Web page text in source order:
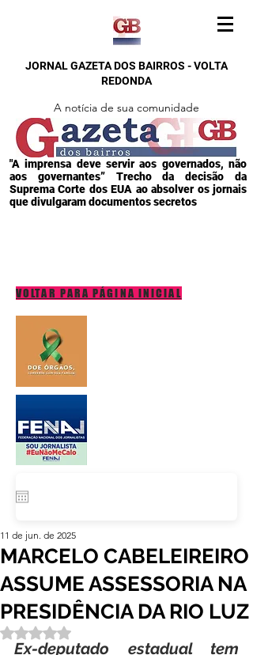
JORNAL GAZETA DOS BAIRROS - VOLTA
REDONDA
A notícia de sua comunidade
"A imprensa deve servir aos governados, não
aos governantes” Trecho da decisão da
Suprema Corte dos EUA ao absolver os jornais
que divulgaram documentos secretos
VOLTAR PARA PÁGINA INICIAL
MARCELO CABELEIREIRO
ASSUME ASSESSORIA NA
PRESIDÊNCIA DA RIO LUZ
11 de jun. de 2025
Avaliado com NaN de 5 estrelas.
Ex-deputado estadual tem